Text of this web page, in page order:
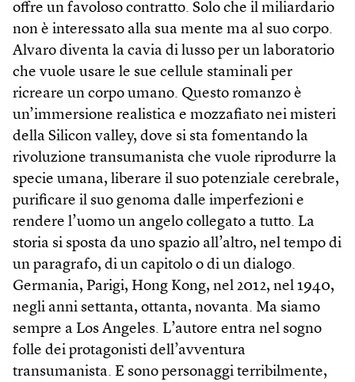
offre un favoloso contratto. Solo che il miliardario
non è interessato alla sua mente ma al suo corpo.
Alvaro diventa la cavia di lusso per un laboratorio
che vuole usare le sue cellule staminali per
ricreare un corpo umano. Questo romanzo è
un’immersione realistica e mozzafiato nei misteri
della Silicon valley, dove si sta fomentando la
rivoluzione transumanista che vuole riprodurre la
specie umana, liberare il suo potenziale cerebrale,
purificare il suo genoma dalle imperfezioni e
rendere l’uomo un angelo collegato a tutto. La
storia si sposta da uno spazio all’altro, nel tempo di
un paragrafo, di un capitolo o di un dialogo.
Germania, Parigi, Hong Kong, nel 2012, nel 1940,
negli anni settanta, ottanta, novanta. Ma siamo
sempre a Los Angeles. L’autore entra nel sogno
folle dei protagonisti dell’avventura
transumanista. E sono personaggi terribilmente,